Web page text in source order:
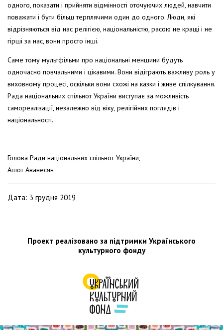
одного, показати і прийняти відмінності оточуючих людей, навчити
поважати і бути більш терплячими один до одного. Люди, які
відрізняються від нас релігією, національністю, расою не кращі і не
гірші за нас, вони просто інші.
Саме тому мультфільми про національні меншини будуть
одночасно повчальними і цікавими. Вони відіграють важливу роль у
виховному процесі, оскільки вони схожі на казки і живе спілкування.
Рада національних спільнот України виступає за можливість
самореалізації, незалежно від віку, релігійних поглядів і
національності.
Голова Ради національних спільнот України,
Ашот Аванесян
Дата: 3 грудня 2019
Проект реалізовано за підтримки Українського
культурного фонду